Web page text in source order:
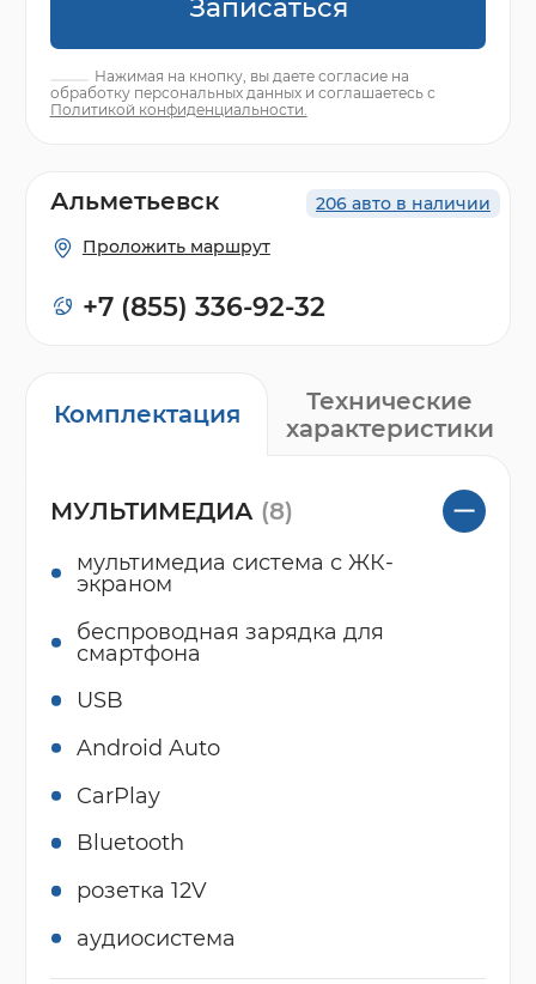
Записаться
Нажимая на кнопку, вы даете согласие на
обработку персональных данных и соглашаетесь с
Политикой конфиденциальности.
Комплектация
Технические
характеристики
МУЛЬТИМЕДИА (8)
мультимедиа система с ЖК-
экраном
беспроводная зарядка для
смартфона
USB
Android Auto
CarPlay
Bluetooth
розетка 12V
аудиосистема
206 авто в наличии
Альметьевск
Проложить маршрут
+7 (855) 336-92-32